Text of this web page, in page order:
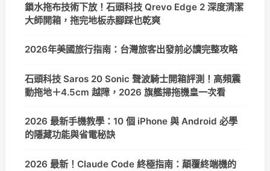
鎖水拖布技術下放！石頭科技 Qrevo Edge 2 深度清潔
大師開箱，拖完地板赤腳踩也乾爽
2026年美國旅行指南：台灣旅客出發前必讀完整攻略
石頭科技 Saros 20 Sonic 聲波騎士開箱評測！高頻震
動拖地＋4.5cm 越障，2026 旗艦掃拖機皇一次看
2026 最新手機教學：10 個 iPhone 與 Android 必學
的隱藏功能與省電秘訣
2026 最新！Claude Code 終極指南：顛覆終端機的